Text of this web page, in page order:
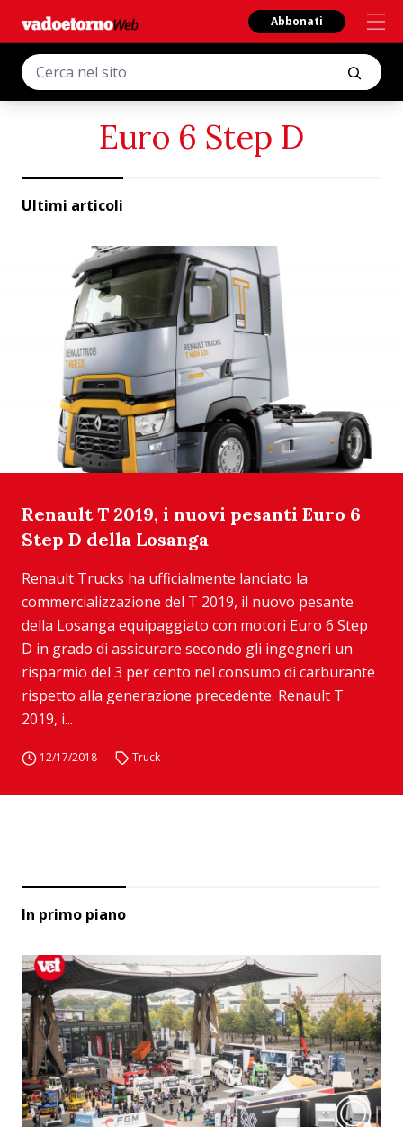
Abbonati
Euro 6 Step D
Ultimi articoli
Renault T 2019, i nuovi pesanti Euro 6
Step D della Losanga
Renault Trucks ha ufficialmente lanciato la
commercializzazione del T 2019, il nuovo pesante
della Losanga equipaggiato con motori Euro 6 Step
D in grado di assicurare secondo gli ingegneri un
risparmio del 3 per cento nel consumo di carburante
rispetto alla generazione precedente. Renault T
2019, i...
12/17/2018 Truck
In primo piano